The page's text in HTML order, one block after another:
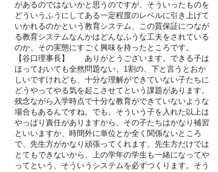
があるのではないかと思うのですが、そういったものを
どういうふうにしてある一定程度のレベルに引き上げて
いかれるのかという教育システム、この質保証につなが
る教育システムなんかはどんなふうな工夫をされている
のか、その実態にすごく興味を持ったところです。
【谷口理事長】 ありがとうございます。できる子は
ほっておいても全然問題ない。1割の、下と言うとおか
しいですけれども、十分な理解ができていない子たちに
どうやってやる気を起こさせてという課題があります。
残念ながら入学時点で十分な教育ができていないような
場合もあるんですね。でも、そういう子を入れた以上は
やっぱり責任がありますから、その子たちはかなり補習
といいますか、時間外に単位とか全く関係ないところ
で、先生方がかなり頑張ってくれます。先生方だけでは
とてもできないから、上の学年の学生も一緒になってや
ってという、そういうシステムを必ずつくります。そう